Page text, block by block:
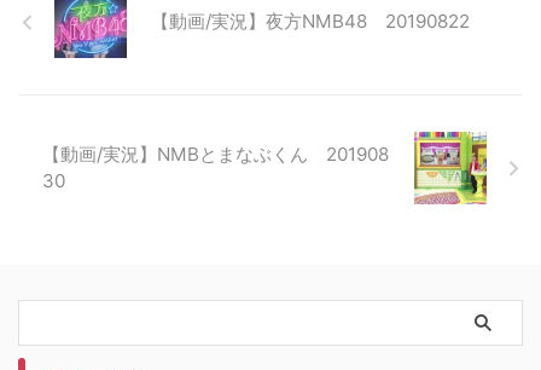
【動画/実況】夜方NMB48 20190822
【動画/実況】NMBとまなぶくん 201908
30